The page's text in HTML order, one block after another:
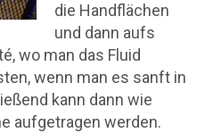
die Handflächen
und dann aufs
wo man das Fluid
wenn man es sanft in
kann dann wie
aufgetragen werden.